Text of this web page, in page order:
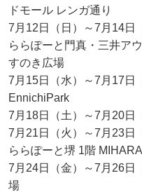
ドモール レンガ通り
7月12日（日）～7月14日
ららぽーと門真・三井ア
すのき広場
7月15日（水）～7月17日
EnnichiPark
7月18日（土）～7月20日
7月21日（火）～7月23日
ららぽーと堺 1階
7月24日（金）～7月26日
場